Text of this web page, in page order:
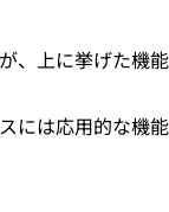
、上に挙げた機能
には応用的な機能